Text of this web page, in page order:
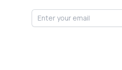
Email address